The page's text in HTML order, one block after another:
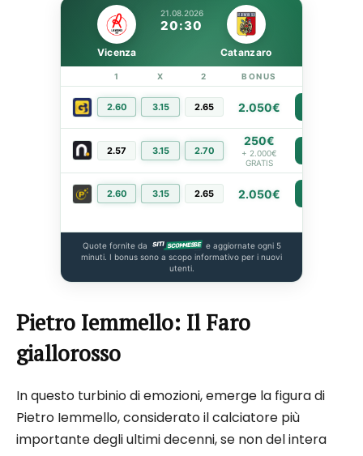
21.08.2026
20:30
Vicenza Catanzaro
1 X 2 BONUS
2.60 3.15 2.65 2.050€
2.57 3.15 2.70
250€
+ 2.000€
GRATIS
2.60 3.15 2.65 2.050€
Quote fornite da
e aggiornate ogni 5
minuti. I bonus sono a scopo informativo per i nuovi
utenti.
Pietro Iemmello: Il Faro
giallorosso
In questo turbinio di emozioni, emerge la figura di
Pietro Iemmello, considerato il calciatore più
importante degli ultimi decenni, se non del intera